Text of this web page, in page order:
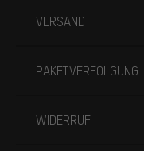
VERSAND
PAKETVERFOLGUNG
WIDERRUF